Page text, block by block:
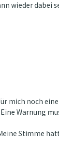
wieder dabei
mich noch
Warnung
Stimme